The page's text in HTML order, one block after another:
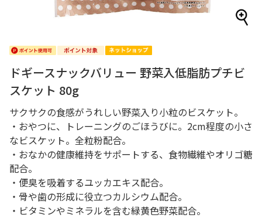
ドギースナックバリュー 野菜入低脂肪プチビ
スケット 80g
サクサクの食感がうれしい野菜入り小粒のビスケット。
・おやつに、トレーニングのごほうびに。2cm程度の小さ
なビスケット。全粒粉配合。
・おなかの健康維持をサポートする、食物繊維やオリゴ糖
配合。
・便臭を吸着するユッカエキス配合。
・骨や歯の形成に役立つカルシウム配合。
・ビタミンやミネラルを含む緑黄色野菜配合。